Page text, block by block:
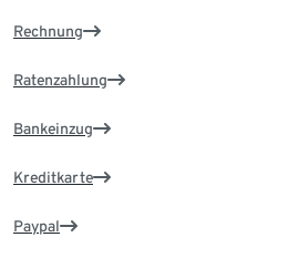
Rechnung
Ratenzahlung
Bankeinzug
Kreditkarte
Paypal